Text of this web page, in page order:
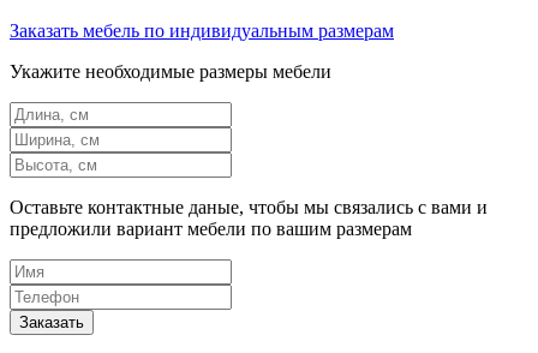
Заказать мебель по индивидуальным размерам
Укажите необходимые размеры мебели
Оставьте контактные даные, чтобы мы связались с вами и
предложили вариант мебели по вашим размерам